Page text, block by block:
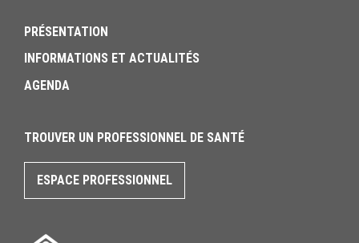
PRÉSENTATION
INFORMATIONS ET ACTUALITÉS
AGENDA
TROUVER UN PROFESSIONNEL DE SANTÉ
ESPACE PROFESSIONNEL